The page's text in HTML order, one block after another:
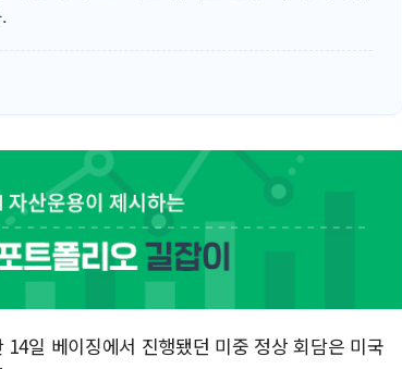
일 베이징에서 진행됐던 미중 정상 회담은 미국